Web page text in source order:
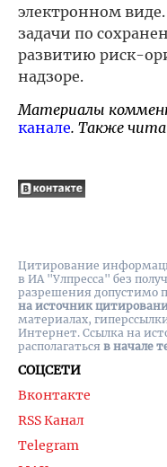
электронном
задачи по
развитию риск-
надзоре.
Материалы
канале. Также
СОЦСЕТИ
Вконтакте
RSS Канал
Telegram
Цитирование
в ИА "Улпресса" без
разрешения допустимо
на источник
материалах,
Интернет. Ссылка на
располагаться в начале